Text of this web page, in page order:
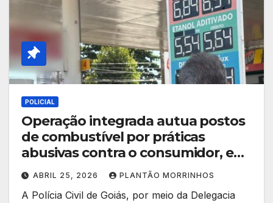
POLICIAL
Operação integrada autua postos
de combustível por práticas
abusivas contra o consumidor, em
Goiânia
ABRIL 25, 2026 PLANTÃO MORRINHOS
A Polícia Civil de Goiás, por meio da Delegacia